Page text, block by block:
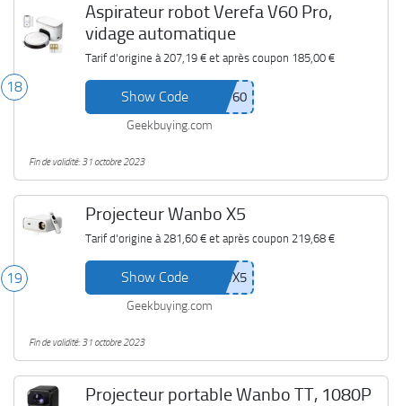
18
Aspirateur robot Verefa V60 Pro,
vidage automatique
Tarif d'origine à 207,19 €et après coupon 185,00 €
Show Code
Geekbuying.com
Fin de validité: 31 octobre 2023
19
Projecteur Wanbo X5
Tarif d'origine à 281,60 €et après coupon 219,68 €
Show Code
Geekbuying.com
Fin de validité: 31 octobre 2023
Projecteur portable Wanbo TT, 1080P